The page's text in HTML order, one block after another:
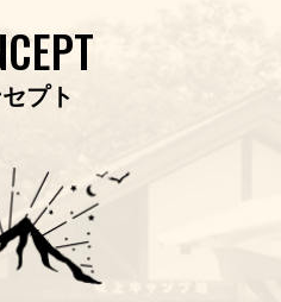
ティスト決定！
開催決定！
プト